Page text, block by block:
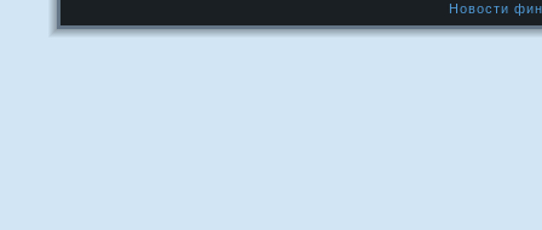
Новости